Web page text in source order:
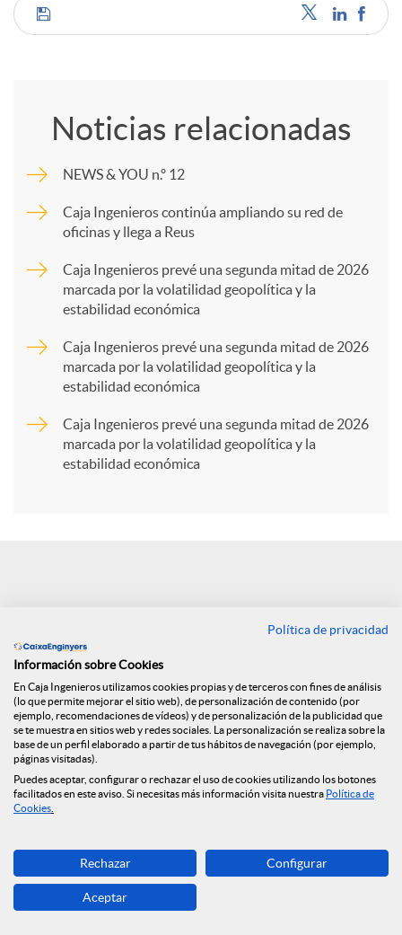
C
m
p
a
R
e
d
e
s
Noticias relacionadas
NEWS & YOU n.º 12
Caja Ingenieros continúa ampliando su red de
oficinas y llega a Reus
Caja Ingenieros prevé una segunda mitad de 2026
marcada por la volatilidad geopolítica y la
estabilidad económica
Caja Ingenieros prevé una segunda mitad de 2026
marcada por la volatilidad geopolítica y la
estabilidad económica
Caja Ingenieros prevé una segunda mitad de 2026
marcada por la volatilidad geopolítica y la
estabilidad económica
Segunda edición de
los Cuadernos de
Finanzas y Seguros
Os presentamos la segunda edición de
los Cuadernos de finanzas y seguros:
Política de privacidad
Información sobre Cookies
En Caja Ingenieros utilizamos cookies propias y de terceros con fines de análisis
(lo que permite mejorar el sitio web), de personalización de contenido (por
ejemplo, recomendaciones de vídeos) y de personalización de la publicidad que
se te muestra en sitios web y redes sociales. La personalización se realiza sobre la
base de un perfil elaborado a partir de tus hábitos de navegación (por ejemplo,
páginas visitadas).
Puedes aceptar, configurar o rechazar el uso de cookies utilizando los botones
facilitados en este aviso. Si necesitas más información visita nuestra Política de
Cookies
Rechazar Configurar
Aceptar